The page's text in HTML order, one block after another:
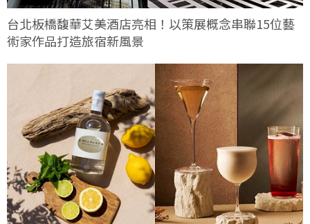
台北板橋馥華艾美酒店亮相！以策展概念串聯15位藝
術家作品打造旅宿新風景